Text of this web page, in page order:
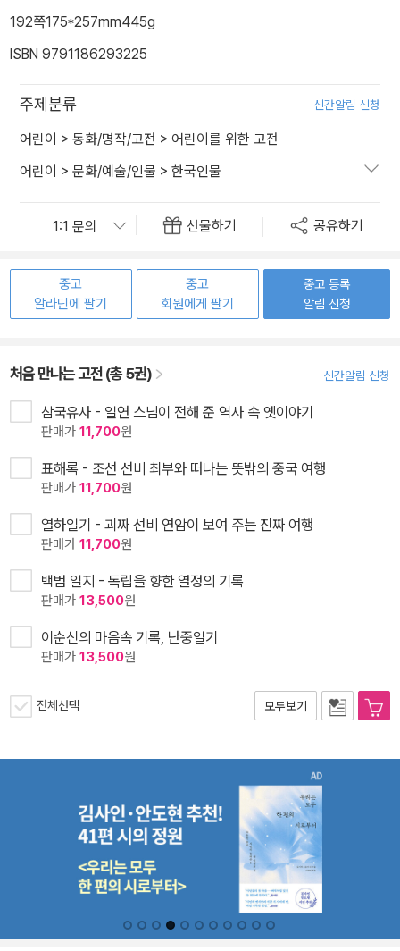
192쪽175*257mm445g
ISBN 9791186293225
주제분류 신간알림 신청
어린이 > 동화/명작/고전 > 어린이를 위한 고전
어린이 > 문화/예술/인물 > 한국인물
선물하기 공유하기
중고
알라딘에 팔기
중고
회원에게 팔기
중고 등록
알림 신청
처음 만나는 고전 (총 5권) 신간알림 신청
삼국유사 - 일연 스님이 전해 준 역사 속 옛이야기
판매가 11,700원
표해록 - 조선 선비 최부와 떠나는 뜻밖의 중국 여행
판매가 11,700원
열하일기 - 괴짜 선비 연암이 보여 주는 진짜 여행
판매가 11,700원
백범 일지 - 독립을 향한 열정의 기록
판매가 13,500원
이순신의 마음속 기록, 난중일기
판매가 13,500원
전체선택 모두보기